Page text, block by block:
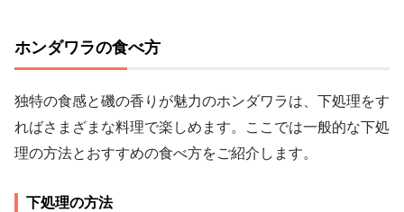
ホンダワラの食べ方
独特の食感と磯の香りが魅力のホンダワラは、下処理をす
ればさまざまな料理で楽しめます。ここでは一般的な下処
理の方法とおすすめの食べ方をご紹介します。
下処理の方法